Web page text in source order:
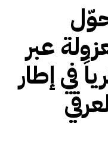
عبر
في إطار